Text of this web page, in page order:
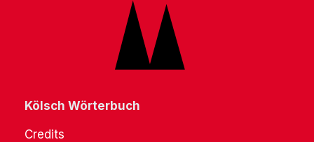
Kölsch Wörterbuch
Credits